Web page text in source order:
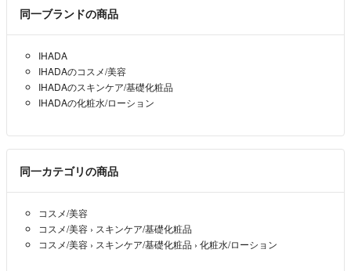
同一ブランドの商品
IHADA
IHADAのコスメ/美容
IHADAのスキンケア/基礎化粧品
IHADAの化粧水/ローション
同一カテゴリの商品
コスメ/美容
コスメ/美容 › スキンケア/基礎化粧品
コスメ/美容 › スキンケア/基礎化粧品 › 化粧水/ローション